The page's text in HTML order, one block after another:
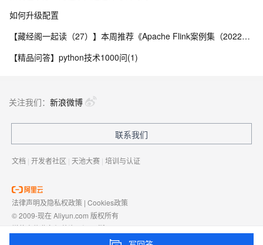
如何升级配置
【藏经阁一起读（27）】本周推荐《Apache Flink案例集（2022版）》，你有哪些心得？
【精品问答】python技术1000问(1)
关注我们： 新浪微博
联系我们
文档 | 开发者社区 | 天池大赛 | 培训与认证
法律声明及隐私权政策 | Cookies政策
© 2009-现在 Aliyun.com 版权所有
增值电信业务经营许可证： 浙B2-20080101
浙D3-20210002